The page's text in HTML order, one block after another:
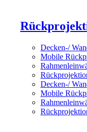
Decken-/
Mobile
Decken-/
Mobile